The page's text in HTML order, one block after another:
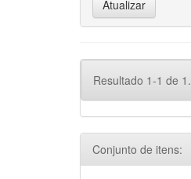
Resultado 1-1 de 1.
Conjunto de itens: